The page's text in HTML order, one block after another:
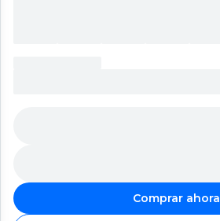
Comprar ahora